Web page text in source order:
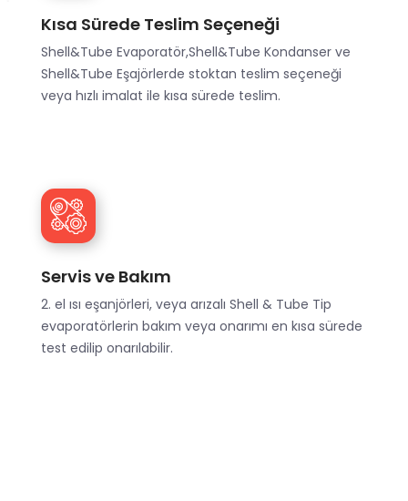
Kısa Sürede Teslim Seçeneği
Shell&Tube Evaporatör,Shell&Tube Kondanser ve
Shell&Tube Eşajörlerde stoktan teslim seçeneği
veya hızlı imalat ile kısa sürede teslim.
Servis ve Bakım
2. el ısı eşanjörleri, veya arızalı Shell & Tube Tip
evaporatörlerin bakım veya onarımı en kısa sürede
test edilip onarılabilir.